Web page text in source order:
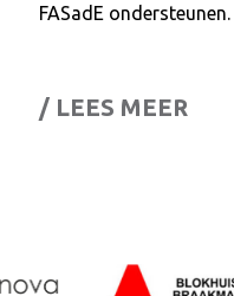
FASadE ondersteunen.
/ LEES MEER